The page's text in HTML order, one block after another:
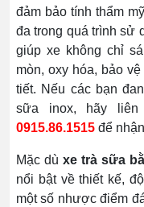
đảm bảo tính thẩm
đa trong quá trình sử
giúp xe không chỉ
mòn, oxy hóa, bảo
tiết. Nếu các bạn
sữa inox, hãy
0915.86.1515 để
Mặc dùxe trà sữa
nổi bật về thiết kế,
một số nhược điểm